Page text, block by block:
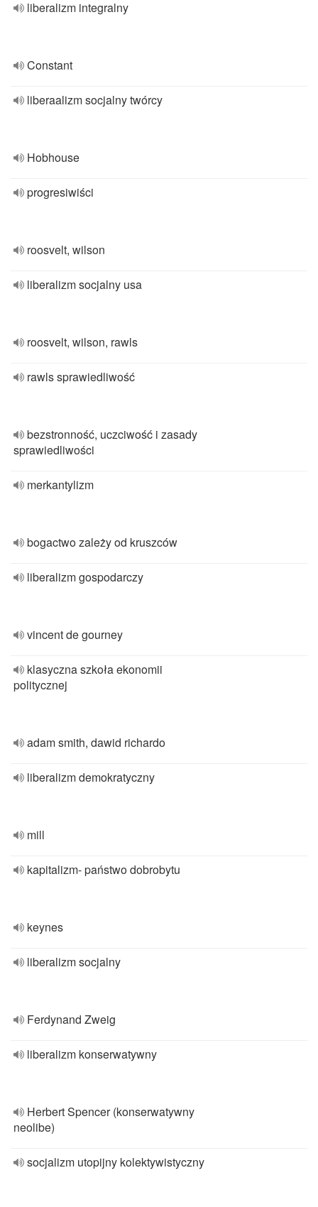
liberalizm integralny
Constant
liberaalizm socjalny twórcy
Hobhouse
progresiwiści
roosvelt, wilson
liberalizm socjalny usa
roosvelt, wilson, rawls
rawls sprawiedliwość
bezstronność, uczciwość i zasady
sprawiedliwości
merkantylizm
bogactwo zależy od kruszców
liberalizm gospodarczy
vincent de gourney
klasyczna szkoła ekonomii
politycznej
adam smith, dawid richardo
liberalizm demokratyczny
mill
kapitalizm- państwo dobrobytu
keynes
liberalizm socjalny
Ferdynand Zweig
liberalizm konserwatywny
Herbert Spencer (konserwatywny
neolibe)
socjalizm utopijny kolektywistyczny